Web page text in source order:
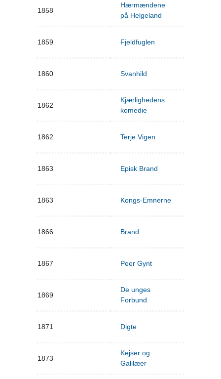
1858
Hærmændene
på Helgeland
1859 Fjeldfuglen
1860 Svanhild
1862
Kjærlighedens
komedie
1862 Terje Vigen
1863 Episk Brand
1863 Kongs-Emnerne
1866 Brand
1867 Peer Gynt
1869
De unges
Forbund
1871 Digte
1873
Kejser og
Galilæer